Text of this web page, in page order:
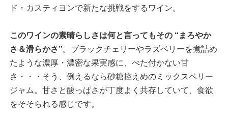
ド・カスティヨンで新たな挑戦をするワイン。
このワインの素晴らしさは何と言ってもその “まろやか
さ＆滑らかさ”。ブラックチェリーやラズベリーを煮詰め
たような濃厚・濃密な果実感に、べた付かない甘
さ・・・そう、例えるなら砂糖控えめのミックスベリー
ジャム。甘さと酸っぱさが丁度よく共存していて、食欲
をそそられる感じです。